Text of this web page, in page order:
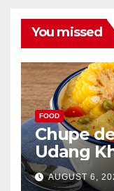
You missed
FOOD
Chupe
Udang
Lezat
AUGUST 6,